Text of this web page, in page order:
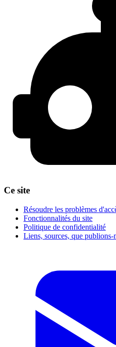
Ce site
Résoudre les problèmes
Fonctionnalités du site
Politique de confidentialité
Liens, sources, que publions-